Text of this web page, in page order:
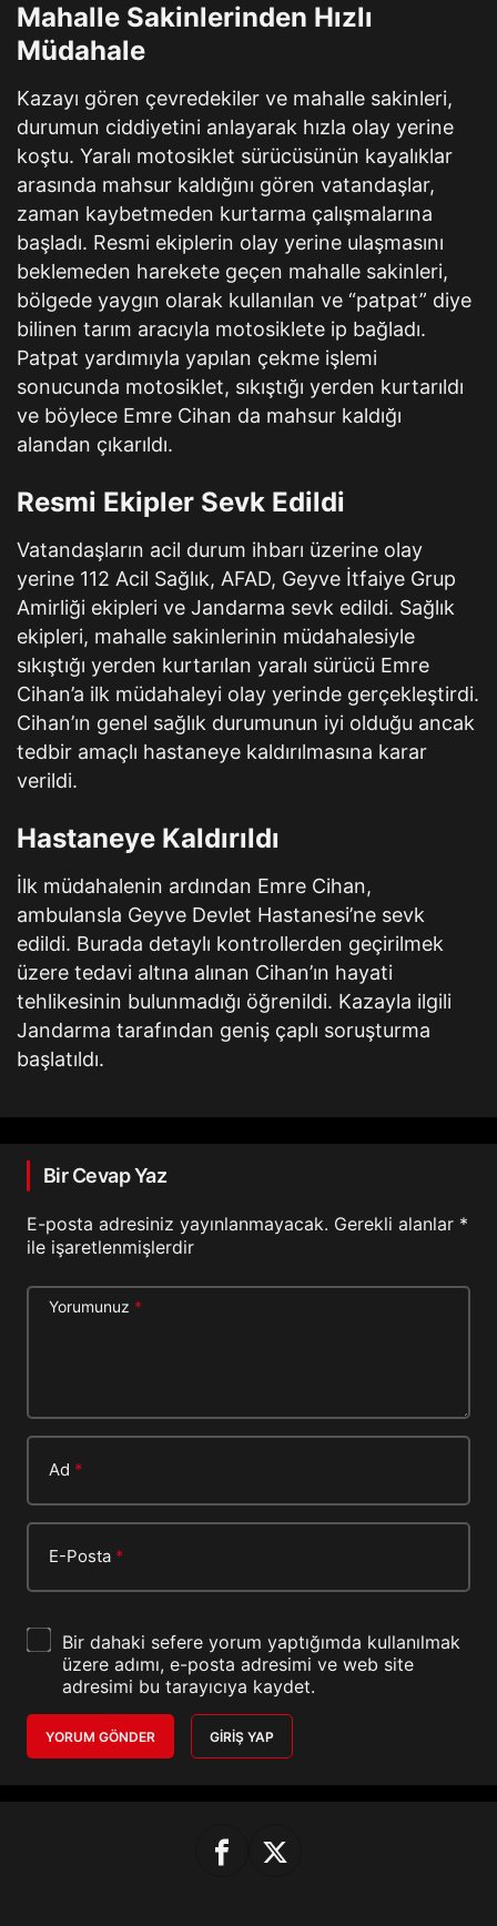
Mahalle Sakinlerinden Hızlı
Müdahale
Kazayı gören çevredekiler ve mahalle sakinleri,
durumun ciddiyetini anlayarak hızla olay yerine
koştu. Yaralı motosiklet sürücüsünün kayalıklar
arasında mahsur kaldığını gören vatandaşlar,
zaman kaybetmeden kurtarma çalışmalarına
başladı. Resmi ekiplerin olay yerine ulaşmasını
beklemeden harekete geçen mahalle sakinleri,
bölgede yaygın olarak kullanılan ve “patpat” diye
bilinen tarım aracıyla motosiklete ip bağladı.
Patpat yardımıyla yapılan çekme işlemi
sonucunda motosiklet, sıkıştığı yerden kurtarıldı
ve böylece Emre Cihan da mahsur kaldığı
alandan çıkarıldı.
Resmi Ekipler Sevk Edildi
Vatandaşların acil durum ihbarı üzerine olay
yerine 112 Acil Sağlık, AFAD, Geyve İtfaiye Grup
Amirliği ekipleri ve Jandarma sevk edildi. Sağlık
ekipleri, mahalle sakinlerinin müdahalesiyle
sıkıştığı yerden kurtarılan yaralı sürücü Emre
Cihan’a ilk müdahaleyi olay yerinde gerçekleştirdi.
Cihan’ın genel sağlık durumunun iyi olduğu ancak
tedbir amaçlı hastaneye kaldırılmasına karar
verildi.
Hastaneye Kaldırıldı
İlk müdahalenin ardından Emre Cihan,
ambulansla Geyve Devlet Hastanesi’ne sevk
edildi. Burada detaylı kontrollerden geçirilmek
üzere tedavi altına alınan Cihan’ın hayati
tehlikesinin bulunmadığı öğrenildi. Kazayla ilgili
Jandarma tarafından geniş çaplı soruşturma
başlatıldı.
Bir Cevap Yaz
E-posta adresiniz yayınlanmayacak. Gerekli alanlar *
ile işaretlenmişlerdir
Yorumunuz *
Ad *
E-Posta *
Bir dahaki sefere yorum yaptığımda kullanılmak
üzere adımı, e-posta adresimi ve web site
adresimi bu tarayıcıya kaydet.
YORUM GÖNDER GIRIŞ YAP